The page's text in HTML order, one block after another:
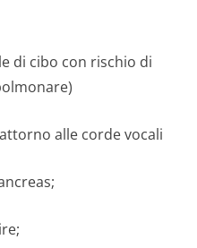
di cibo con rischio di
alle corde vocali